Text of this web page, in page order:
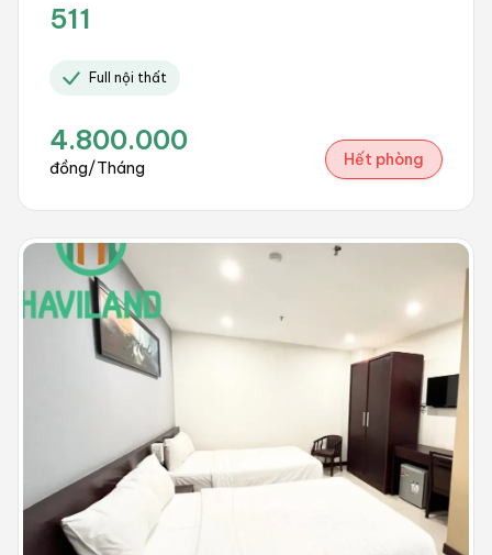
511
Full nội thất
4.800.000
đồng/Tháng Hết phòng